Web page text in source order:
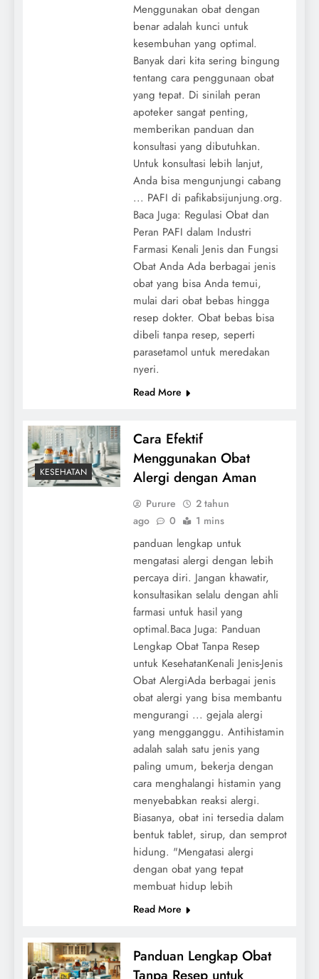
Menggunakan obat dengan
benar adalah kunci untuk
kesembuhan yang optimal.
Banyak dari kita sering bingung
tentang cara penggunaan obat
yang tepat. Di sinilah peran
apoteker sangat penting,
memberikan panduan dan
konsultasi yang dibutuhkan.
Untuk konsultasi lebih lanjut,
Anda bisa mengunjungi cabang
... PAFI di pafikabsijunjung.org.
Baca Juga: Regulasi Obat dan
Peran PAFI dalam Industri
Farmasi Kenali Jenis dan Fungsi
Obat Anda Ada berbagai jenis
obat yang bisa Anda temui,
mulai dari obat bebas hingga
resep dokter. Obat bebas bisa
dibeli tanpa resep, seperti
parasetamol untuk meredakan
nyeri.
Read More
KESEHATAN
Cara Efektif
Menggunakan Obat
Alergi dengan Aman
Purure
2 tahun
ago
0 1 mins
panduan lengkap untuk
mengatasi alergi dengan lebih
percaya diri. Jangan khawatir,
konsultasikan selalu dengan ahli
farmasi untuk hasil yang
optimal.Baca Juga: Panduan
Lengkap Obat Tanpa Resep
untuk KesehatanKenali Jenis-Jenis
Obat AlergiAda berbagai jenis
obat alergi yang bisa membantu
mengurangi ... gejala alergi
yang mengganggu. Antihistamin
adalah salah satu jenis yang
paling umum, bekerja dengan
cara menghalangi histamin yang
menyebabkan reaksi alergi.
Biasanya, obat ini tersedia dalam
bentuk tablet, sirup, dan semprot
hidung. "Mengatasi alergi
dengan obat yang tepat
membuat hidup lebih
Read More
Panduan Lengkap Obat
Tanpa Resep untuk